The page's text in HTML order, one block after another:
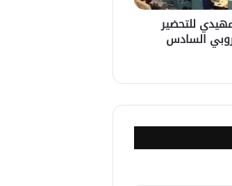
للتحضير
السادس